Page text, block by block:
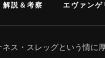
解説＆考察 エヴァンゲ
ス・スレッグという情に